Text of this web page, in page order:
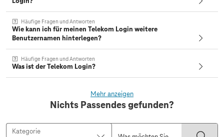
Häufige Fragen und Antworten
Wie kann ich für meinen Telekom Login weitere
Benutzernamen hinterlegen?
Häufige Fragen und Antworten
Was ist der Telekom Login?
Mehr anzeigen
Nichts Passendes gefunden?
Kategorie